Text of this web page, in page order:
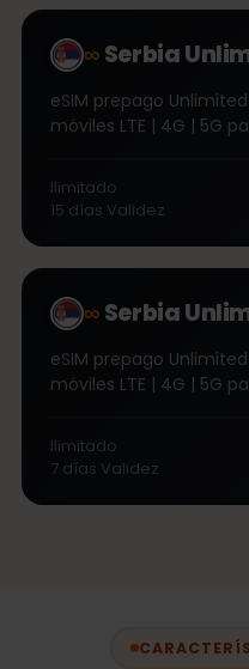
∞Serbia
eSIM prepago
móviles LTE | 4G | 5G
Ilimitado
15 días Validez
∞Serbia
eSIM prepago
móviles LTE | 4G | 5G
Ilimitado
7 días Validez